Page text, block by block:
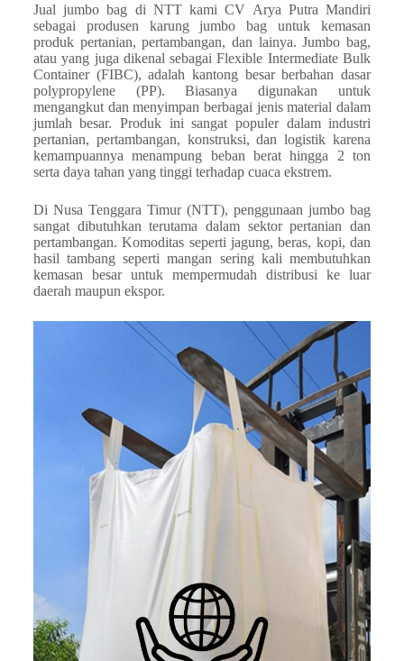
Jual jumbo bag di NTT kami CV Arya Putra Mandiri
sebagai produsen karung jumbo bag untuk kemasan
produk pertanian, pertambangan, dan lainya. Jumbo bag,
atau yang juga dikenal sebagai Flexible Intermediate Bulk
Container (FIBC), adalah kantong besar berbahan dasar
polypropylene (PP). Biasanya digunakan untuk
mengangkut dan menyimpan berbagai jenis material dalam
jumlah besar. Produk ini sangat populer dalam industri
pertanian, pertambangan, konstruksi, dan logistik karena
kemampuannya menampung beban berat hingga 2 ton
serta daya tahan yang tinggi terhadap cuaca ekstrem.
Di Nusa Tenggara Timur (NTT), penggunaan jumbo bag
sangat dibutuhkan terutama dalam sektor pertanian dan
pertambangan. Komoditas seperti jagung, beras, kopi, dan
hasil tambang seperti mangan sering kali membutuhkan
kemasan besar untuk mempermudah distribusi ke luar
daerah maupun ekspor.